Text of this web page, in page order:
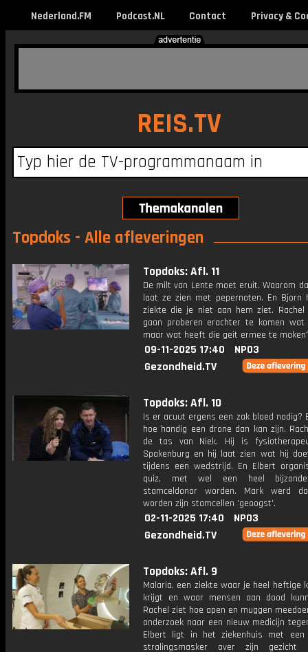
Nederland.FM Podcast.NL Contact Privacy &
REIS.TV
Topdoks - Alle afleveringen
Topdoks: Afl. 11
De milt van Lente moet eruit. Waarom
laat ze zien met pepernoten. En Bjorn
ziekte die je niet aan hem ziet. Rachel
gaan proberen erachter te komen
maar wat heeft die geit ermee te
09-11-2025 17:40
NPO3
Gezondheid.TV
Topdoks: Afl. 10
Is er acuut ergens een zak bloed nodig?
hoe handig een drone dan kan zijn.
de tas van Niek. Hij is
Spakenburg en hij laat zien wat hij
tijdens een wedstrijd. En Elbert
quiz, met wel een heel
stamceldonor worden. Mark werd
worden zijn stamcellen 'geoogst'.
02-11-2025 17:40
NPO3
Gezondheid.TV
Topdoks: Afl. 9
Malaria, een ziekte waar je heel heftige
krijgt en waar mensen aan dood
Rachel ziet hoe apen en muggen
onderzoek naar een nieuw medicijn
Elbert ligt in het ziekenhuis met een
stralingsmasker over zijn gezicht